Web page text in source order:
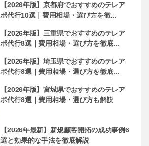
【2026年版】京都府でおすすめのテレア
ポ代行10選｜費用相場・選び方を徹...
【2026年版】三重県でおすすめのテレア
ポ代行8選｜費用相場・選び方を徹底...
【2026年版】埼玉県でおすすめのテレア
ポ代行8選｜費用相場・選び方を徹底...
【2026年版】宮城県でおすすめのテレア
ポ代行8選｜費用相場・選び方も解説
【2026年最新】新規顧客開拓の成功事例6
選と効果的な手法を徹底解説